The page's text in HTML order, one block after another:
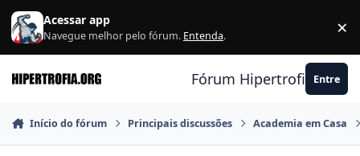
Ir para conteúdo
Acessar app
Navegue melhor pelo fórum. Entenda. ×
Fórum Hipertrofia.org
Entre
Início do fórum Principais discussões Academia em Casa